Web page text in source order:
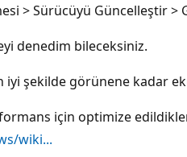
> Sürücüyü Güncelleştir
denedim bileceksiniz.
iyi şekilde görünene kadar
için optimize
wiki...